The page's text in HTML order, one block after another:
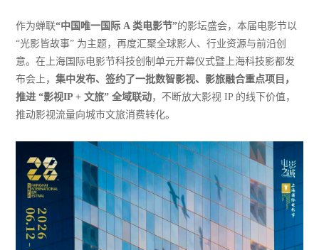
作为蝉联“中国唯一国际 A 类电影节”的影坛盛会，本届电影节以
“光影皆故事” 为主题，再度汇聚全球影人、行业资源与前沿创
意。在上海国际电影节科技创制单元开幕仪式暨上海科技影都发
布会上，集中发布、签约了一批数智影视、影旅融合重点项目，
推进 “影视IP + 文旅” 全域联动，不断放大影视 IP 的线下价值，
推动影视流量向城市文旅消费转化。